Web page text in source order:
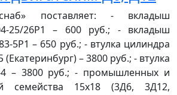
поставляет: - вкладыш
25/26Р1 – 600 руб.; - вкладыш
5Р1 – 650 руб.; - втулка цилиндра
(Екатеринбург) – 3800 руб.; - втулка
4 – 3800 руб.; - промышленных и
семейства 15х18 (3Д6, 3Д12,